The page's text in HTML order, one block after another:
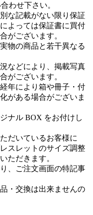
わせ下さい。
な記載がない限り保証
よっては保証書に買付
がございます。
物の商品と若干異なる
などにより、掲載写真
がございます。
年により箱や冊子・付
がある場合がございま
ナル BOX をお付けし
だいているお客様に
スレットのサイズ調整
ただきます。
、ご注文画面の特記事
・交換は出来ませんの